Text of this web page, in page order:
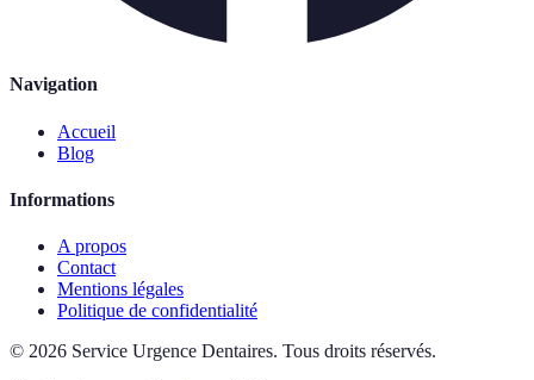
Navigation
Accueil
Blog
Informations
A propos
Contact
Mentions légales
Politique de confidentialité
© 2026 Service Urgence Dentaires. Tous droits réservés.